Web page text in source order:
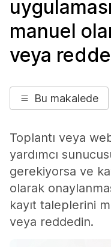
manuel
veya
Bu makalede
Toplantı veya
yardımcı
gerekiyorsa ve
olarak
kayıt taleplerini
veya reddedin.